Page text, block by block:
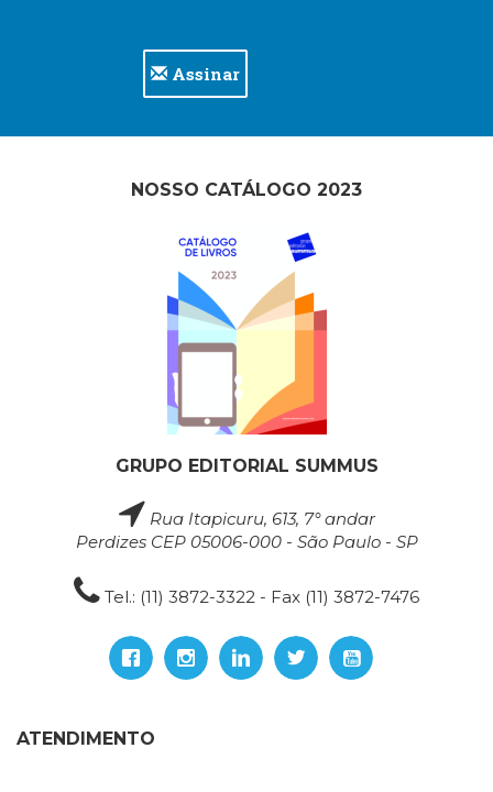
Assinar
NOSSO CATÁLOGO 2023
GRUPO EDITORIAL SUMMUS
Rua Itapicuru, 613, 7° andar
Perdizes CEP 05006-000 - São Paulo - SP
Tel.: (11) 3872-3322 - Fax (11) 3872-7476
ATENDIMENTO